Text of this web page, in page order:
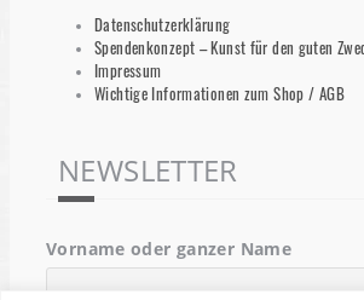
Datenschutzerklärung
Spendenkonzept – Kunst für den guten
Impressum
Wichtige Informationen zum Shop / AGB
NEWSLETTER
Vorname oder ganzer Name